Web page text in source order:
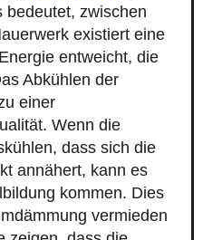
bedeutet, zwischen
existiert eine
entweicht, die
Abkühlen der
einer
Wenn die
dass sich die
annähert, kann es
kommen. Dies
vermieden